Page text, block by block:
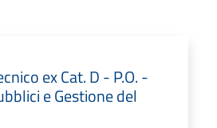
ex Cat. D - P.O. -
e Gestione del